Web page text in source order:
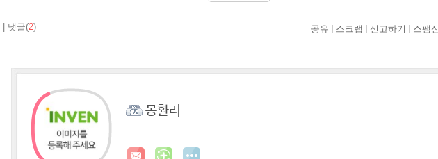
| 댓글(2) 공유 스크랩 신고하기 스팸
몽환리